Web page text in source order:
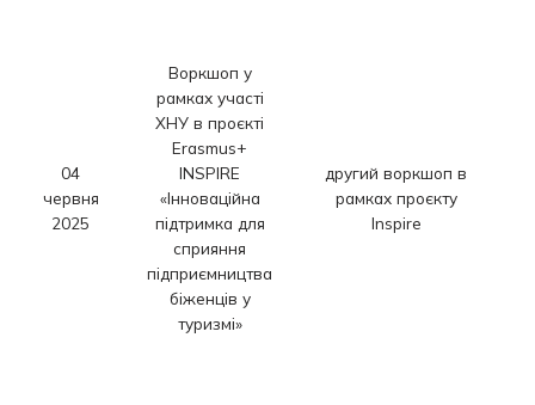
04
червня
2025
Воркшоп у
рамках участі
ХНУ в проєкті
Erasmus+
INSPIRE
«Інноваційна
підтримка для
сприяння
підприємництва
біженців у
туризмі»
другий воркшоп в
рамках проєкту
Inspire